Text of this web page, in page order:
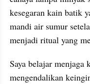
kesegaran kain batik
mandi air sumur
menjadi ritual yang
Saya belajar menjaga
mengendalikan